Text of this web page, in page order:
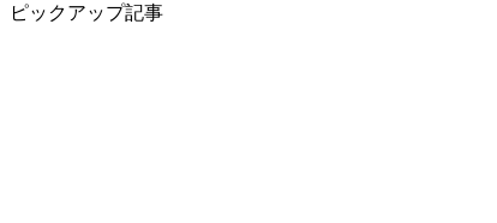
ピックアップ記事